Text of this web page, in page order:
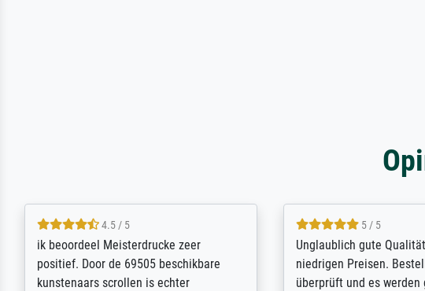
5 / 5
Die Zufriedenheit ist auch nicht dadurch
getrübt, dass das Bild entgegen einer
angegebenen Lieferanschrift (sollte
5 / 5
Excellent / Highly
selection, ordering and
were easy, shipping was